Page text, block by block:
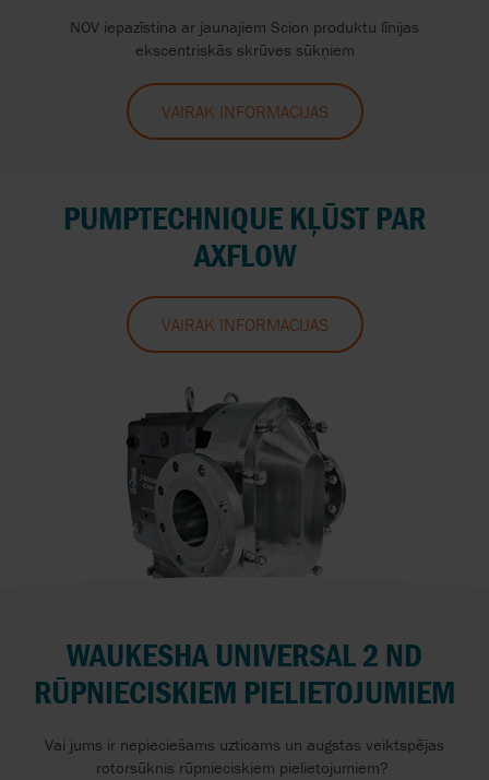
NOV iepazīstina ar jaunajiem Scion produktu līnijas
ekscentriskās skrūves sūkņiem
VAIRĀK INFORMĀCIJAS
PUMPTECHNIQUE KĻŪST PAR
AXFLOW
VAIRĀK INFORMĀCIJAS
WAUKESHA UNIVERSAL 2 ND
RŪPNIECISKIEM PIELIETOJUMIEM
Vai jums ir nepieciešams uzticams un augstas veiktspējas
rotorsūknis rūpnieciskiem pielietojumiem?